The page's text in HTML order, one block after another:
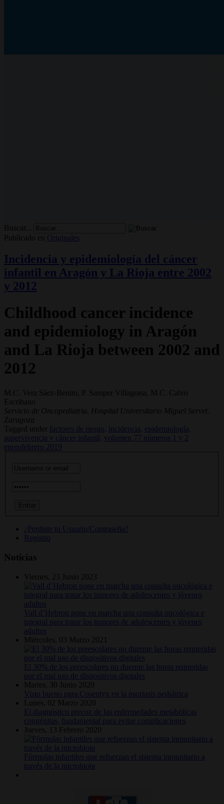
Buscar...
Publicado en
Originales
Incidencia y epidemiología del cáncer
infantil en Aragón y La Rioja entre 2002
y 2012
Childhood cancer incidence
and epidemiology in Aragón
and La Rioja between 2002 and
2012
M.C. Vera Sáez-Benito, P. Samper Villagrasa, M.C. Calvo
Escribano
Servicio de Oncopediatría. Hospital Universitario Miguel Servet.
Zaragoza
Tagged under
factores de riesgo, incidencia, epidemiología,
supervivencia y cáncer infantil,
volumen 77 números 1 y 2
enerofebrero 2019
¿Perdiste tu Usuario/Contraseña?
Registro
Noticias
Viernes, 23 Junio 2023
Vall d’Hebron pone en marcha una consulta oncológica e
integral para tratar los tumores de adolescentes y jóvenes
adultos
Miércoles, 03 Marzo 2021
El 30% de los preescolares no duerme las horas requeridas
por el mal uso de dispositivos digitales
Martes, 30 Junio 2020
Visto bueno para Cosentyx en la psoriasis pediátrica
Lunes, 02 Marzo 2020
El diagnóstico precoz de las enfermedades metabólicas
congénitas, fundamental para evitar complicaciones
Jueves, 13 Febrero 2020
Fórmulas infantiles que refuerzan el sistema inmunitario a
través de la microbiota